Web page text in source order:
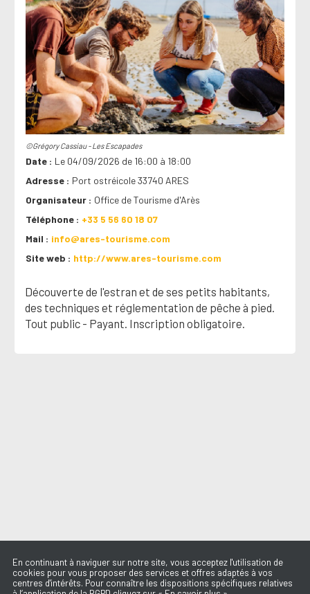
©Grégory Cassiau - Les Escapades
Date
Le 04/09/2026 de 16:00 à 18:00
Adresse
Port ostréicole 33740 ARES
Organisateur
Office de Tourisme d'Arès
Téléphone
+33 5 56 60 18 07
Mail
info@ares-tourisme.com
Site web
http://www.ares-tourisme.com
Découverte de l'estran et de ses petits habitants,
des techniques et réglementation de pêche à pied.
Tout public - Payant. Inscription obligatoire.
En continuant à naviguer sur notre site, vous acceptez l'utilisation de
cookies pour vous proposer des services et offres adaptés à vos
centres d'intérêts. Pour connaître les dispositions spécifiques relatives